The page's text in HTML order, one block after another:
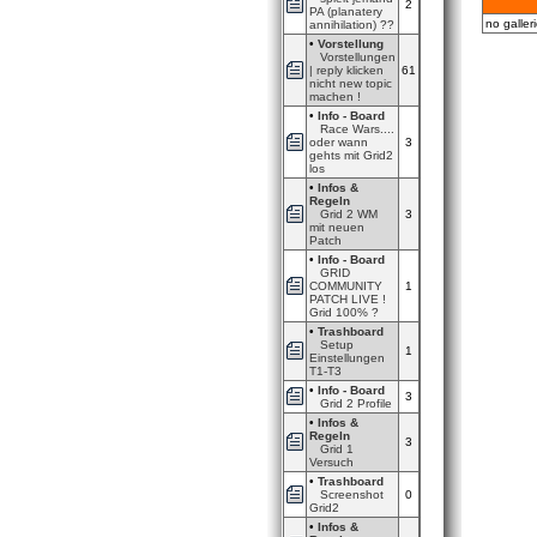
PA (planatery
annihilation) ??
2
• Vorstellung
Vorstellungen
| reply klicken
nicht new topic
machen !
61
• Info - Board
Race Wars....
oder wann
gehts mit Grid2
los
3
• Infos &
Regeln
Grid 2 WM
mit neuen
Patch
3
• Info - Board
GRID
COMMUNITY
PATCH LIVE !
Grid 100% ?
1
• Trashboard
Setup
Einstellungen
T1-T3
1
• Info - Board
Grid 2 Profile
3
• Infos &
Regeln
Grid 1
Versuch
3
• Trashboard
Screenshot
Grid2
0
• Infos &
no